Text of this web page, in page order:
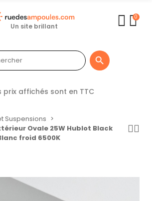
Un site brillant
0

prix affichés sont en TTC
Suspensions
Ovale 25W Hublot Black
froid 6500K